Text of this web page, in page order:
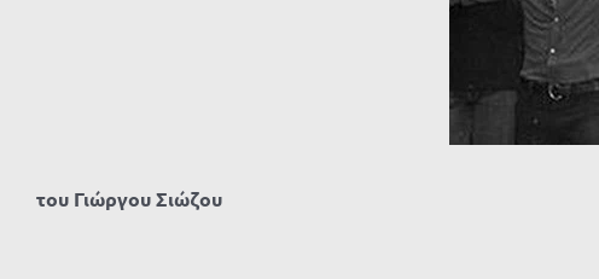
του Γιώργου Σιώζου